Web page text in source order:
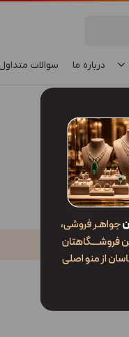
درباره ما سوالات متداول